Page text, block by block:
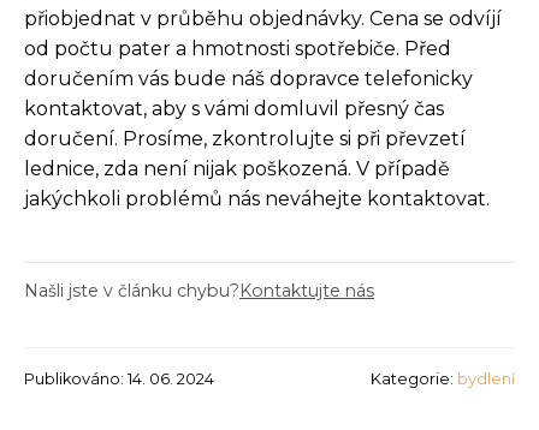
přiobjednat v průběhu objednávky. Cena se odvíjí
od počtu pater a hmotnosti spotřebiče. Před
doručením vás bude náš dopravce telefonicky
kontaktovat, aby s vámi domluvil přesný čas
doručení. Prosíme, zkontrolujte si při převzetí
lednice, zda není nijak poškozená. V případě
jakýchkoli problémů nás neváhejte kontaktovat.
Našli jste v článku chybu?Kontaktujte nás
Publikováno: 14. 06. 2024 Kategorie: bydlení